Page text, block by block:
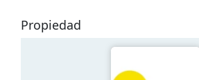
Propiedad